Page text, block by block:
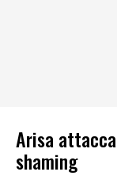
Arisa
shaming